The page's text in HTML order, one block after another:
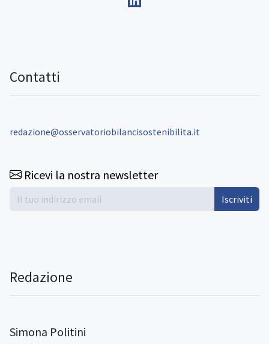
Contatti
redazione@osservatoriobilancisostenibilita.it
Ricevi la nostra newsletter
Iscriviti
Redazione
Simona Politini